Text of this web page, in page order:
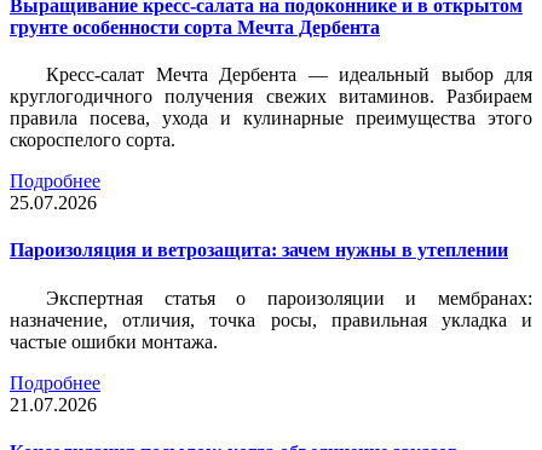
Выращивание кресс-салата на подоконнике и в открытом
грунте особенности сорта Мечта Дербента
Кресс-салат Мечта Дербента — идеальный выбор для
круглогодичного получения свежих витаминов. Разбираем
правила посева, ухода и кулинарные преимущества этого
скороспелого сорта.
Подробнее
25.07.2026
Пароизоляция и ветрозащита: зачем нужны в утеплении
Экспертная статья о пароизоляции и мембранах:
назначение, отличия, точка росы, правильная укладка и
частые ошибки монтажа.
Подробнее
21.07.2026